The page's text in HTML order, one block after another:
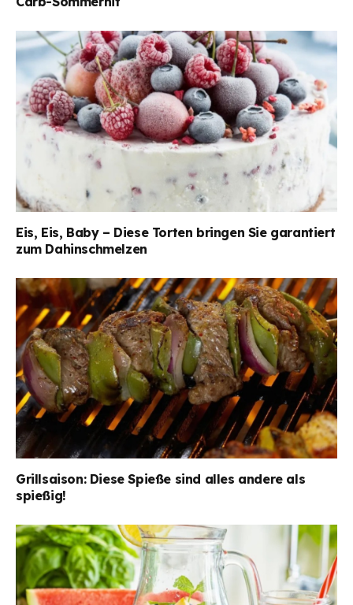
Eis, Eis, Baby – Diese Torten bringen Sie garantiert
zum Dahinschmelzen
Grillsaison: Diese Spieße sind alles andere als
spießig!